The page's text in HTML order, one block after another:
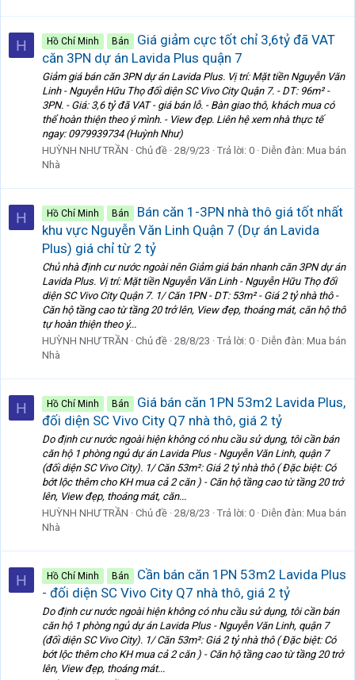
H Hồ Chí Minh Bán
Giá giảm cực tốt chỉ 3,6tỷ đã VAT
căn 3PN dự án Lavida Plus quận 7
Giảm giá bán căn 3PN dự án Lavida Plus. Vị trí: Mặt tiền Nguyễn Văn
Linh - Nguyễn Hữu Thọ đối diện SC Vivo City Quận 7. - DT: 96m² -
3PN. - Giá: 3,6 tỷ đã VAT - giá bán lỗ. - Bàn giao thô, khách mua có
thể hoàn thiện theo ý mình. - View đẹp. Liên hệ xem nhà thực tế
ngay: 0979939734 (Huỳnh Như)
HUỲNH NHƯ TRẦN
Chủ đề 28/9/23 Trả lời: 0 Diễn đàn: Mua bán
Nhà
H Hồ Chí Minh Bán
Bán căn 1-3PN nhà thô giá tốt nhất
khu vực Nguyễn Văn Linh Quận 7 (Dự án Lavida
Plus) giá chỉ từ 2 tỷ
Chủ nhà định cư nước ngoài nên Giảm giá bán nhanh căn 3PN dự án
Lavida Plus. Vị trí: Mặt tiền Nguyễn Văn Linh - Nguyễn Hữu Thọ đối
diện SC Vivo City Quận 7. 1/ Căn 1PN - DT: 53m² - Giá 2 tỷ nhà thô -
Căn hộ tầng cao từ tầng 20 trở lên, View đẹp, thoáng mát, căn hộ thô
tự hoàn thiện theo ý...
HUỲNH NHƯ TRẦN
Chủ đề 28/8/23 Trả lời: 0 Diễn đàn: Mua bán
Nhà
H Hồ Chí Minh Bán
Giá bán căn 1PN 53m2 Lavida Plus,
đối diện SC Vivo City Q7 nhà thô, giá 2 tỷ
Do định cư nước ngoài hiện không có nhu cầu sử dụng, tôi cần bán
căn hộ 1 phòng ngủ dự án Lavida Plus - Nguyễn Văn Linh, quận 7
(đối diện SC Vivo City). 1/ Căn 53m²: Giá 2 tỷ nhà thô ( Đặc biệt: Có
bớt lộc thêm cho KH mua cả 2 căn ) - Căn hộ tầng cao từ tầng 20 trở
lên, View đẹp, thoáng mát, căn...
HUỲNH NHƯ TRẦN
Chủ đề 28/8/23 Trả lời: 0 Diễn đàn: Mua bán
Nhà
H Hồ Chí Minh Bán
Cần bán căn 1PN 53m2 Lavida Plus
- đối diện SC Vivo City Q7 nhà thô, giá 2 tỷ
Do định cư nước ngoài hiện không có nhu cầu sử dụng, tôi cần bán
căn hộ 1 phòng ngủ dự án Lavida Plus - Nguyễn Văn Linh, quận 7
(đối diện SC Vivo City). 1/ Căn 53m²: Giá 2 tỷ nhà thô ( Đặc biệt: Có
bớt lộc thêm cho KH mua cả 2 căn ) - Căn hộ tầng cao từ tầng 20 trở
lên, View đẹp, thoáng mát...